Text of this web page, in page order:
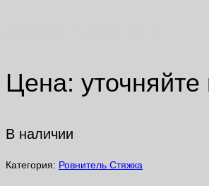
Цена: уточняйте
В наличии
Категория: Ровнитель Стяжка